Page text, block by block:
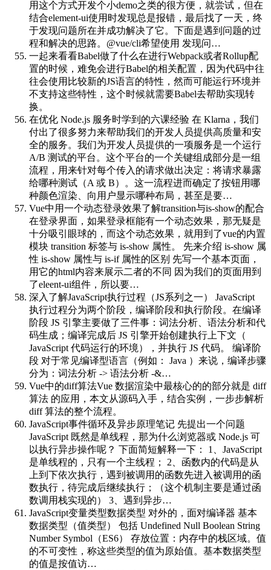
用这个方式开发个小demo之类的很方便，就尝试，但在
结合element-ui使用时发现总是报错，最后找了一天，终
于发现问题所在并成功解决了它。下面是遇到问题的过
程和解决的思路。@vue/cli希望使用 发现问…
一起来看看Babel做了什么在进行Webpack或者Rollup配
置的时候，难免会进行Babel的相关配置，因为代码中往
往会使用比较新的JS语言的特性，然而可能运行环境并
不支持这些特性，这个时候就需要Babel去帮助实现转
换。
在优化 Node.js 服务时学到的六课经验 在 Klarna，我们
付出了很多努力来帮助我们的开发人员提供高质量和安
全的服务。我们为开发人员提供的一项服务是一个运行
A/B 测试的平台。这个平台的一个关键组成部分是一组
流程，用来针对每个传入的请求做出决定：将请求暴露
给哪种测试（A 或 B）。这一流程进而确定了按钮用哪
种颜色渲染、向用户显示哪种布局，甚至是要…
Vue中用一个动态登录效果了解transition与is-show的配合
在登录界面，如果登录框能有一个动态效果，那无疑是
十分吸引眼球的，而这个动态效果，就用到了vue的内置
模块 transition 标签与 is-show 属性。 先来介绍 is-show 属
性 is-show 属性与 is-if 属性的区别 先写一个基本页面，
用它的html内容来展示二者的不同 因为我们的页面用到
了eleent-ui组件，所以要…
深入了解JavaScript执行过程（JS系列之一）
JavaScript
执行过程分为两个阶段，编译阶段和执行阶段。在编译
阶段 JS 引擎主要做了三件事：词法分析、语法分析和代
码生成；编译完成后 JS 引擎开始创建执行上下文（
JavaScript 代码运行的环境），并执行 JS 代码。 编译阶
段 对于常见编译型语言（例如： Java ）来说，编译步骤
分为：词法分析 -> 语法分析 -&…
Vue中的diff算法Vue 数据渲染中最核心的的部分就是 diff
算法 的应用，本文从源码入手，结合实例，一步步解析
diff 算法的整个流程。
JavaScript事件循环及异步原理笔记 先提出一个问题
JavaScript 既然是单线程，那为什么浏览器或 Node.js 可
以执行异步操作呢？ 下面简短解释一下： 1、JavaScript
是单线程的，只有一个主线程； 2、函数内的代码是从
上到下依次执行，遇到被调用的函数先进入被调用的函
数执行，待完成后继续执行；（这个机制主要是通过函
数调用栈实现的） 3、遇到异步…
JavaScript变量类型数据类型 对外的，面对编译器 基本
数据类型（值类型） 包括 Undefined Null Boolean String
Number Symbol（ES6） 存放位置：内存中的栈区域。值
的不可变性，称这些类型的值为原始值。基本数据类型
的值是按值访…